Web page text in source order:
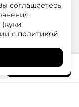
В корзину
одежда для
соглашаетесь
с политикой